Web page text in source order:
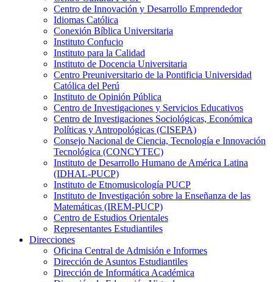
Centro de Innovación y Desarrollo Emprendedor
Idiomas Católica
Conexión Bíblica Universitaria
Instituto Confucio
Instituto para la Calidad
Instituto de Docencia Universitaria
Centro Preuniversitario de la Pontificia Universidad
Católica del Perú
Instituto de Opinión Pública
Centro de Investigaciones y Servicios Educativos
Centro de Investigaciones Sociológicas, Económica
Políticas y Antropológicas (CISEPA)
Consejo Nacional de Ciencia, Tecnología e Innovación
Tecnológica (CONCYTEC)
Instituto de Desarrollo Humano de América Latina
(IDHAL-PUCP)
Instituto de Etnomusicología PUCP
Instituto de Investigación sobre la Enseñanza de las
Matemáticas (IREM-PUCP)
Centro de Estudios Orientales
Representantes Estudiantiles
Direcciones
Oficina Central de Admisión e Informes
Dirección de Asuntos Estudiantiles
Dirección de Informática Académica